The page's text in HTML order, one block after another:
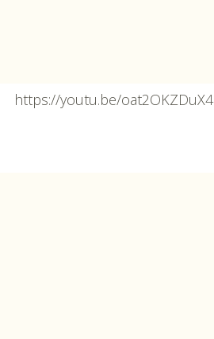
https://youtu.be/oat2OKZDuX4